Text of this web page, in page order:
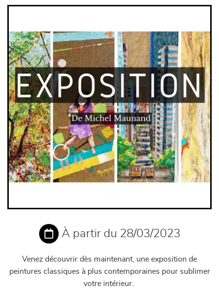
literie
décoration
À partir du 28/03/2023
Venez découvrir dès maintenant, une exposition de
peintures classiques à plus contemporaines pour sublimer
votre intérieur.